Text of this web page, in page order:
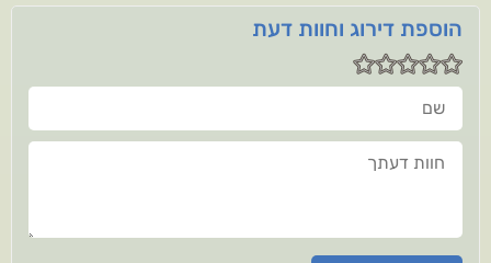
הוספת דירוג וחוות דעת
שם
חוות דעתך